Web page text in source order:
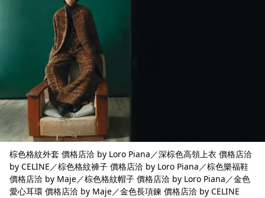
棕色格紋外套 價格店洽 by Loro Piana／深棕色高領上衣 價格店洽
by CELINE／棕色格紋褲子 價格店洽 by Loro Piana／棕色樂福鞋
價格店洽 by Maje／棕色格紋帽子 價格店洽 by Loro Piana／金色
愛心耳環 價格店洽 by Maje／金色長項鍊 價格店洽 by CELINE